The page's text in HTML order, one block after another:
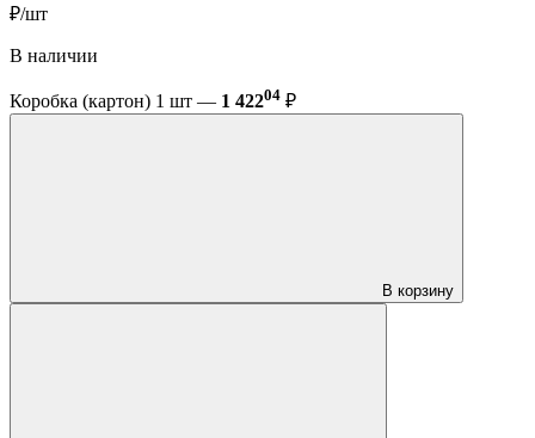
₽/шт
В наличии
Коробка (картон) 1 шт — 1 42204 ₽
В корзину